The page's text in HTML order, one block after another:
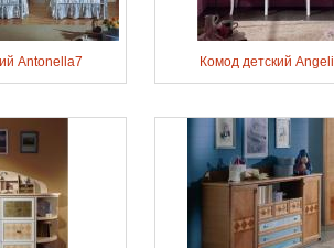
Antonella7 Комод детский